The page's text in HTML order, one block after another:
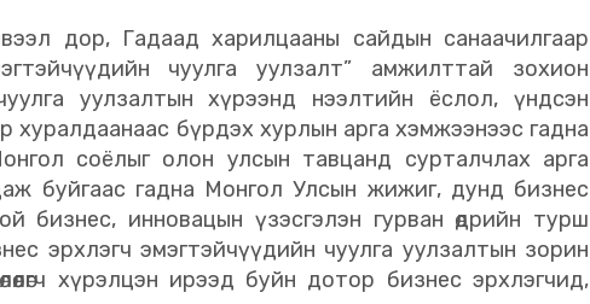
дор, Гадаад харилцааны сайдын санаачилгаар
чуулга уулзалт” амжилттай зохион
уулзалтын хүрээнд нээлтийн ёслол, үндсэн
хуралдаанаас бүрдэх хурлын арга хэмжээнээс гадна
соёлыг олон улсын тавцанд сурталчлах арга
буйгаас гадна Монгол Улсын жижиг, дунд бизнес
бизнес, инновацын үзэсгэлэн гурван өдрийн турш
эрхлэгч эмэгтэйчүүдийн чуулга уулзалтын зорин
хүрэлцэн ирээд буйн дотор бизнес эрхлэгчид,